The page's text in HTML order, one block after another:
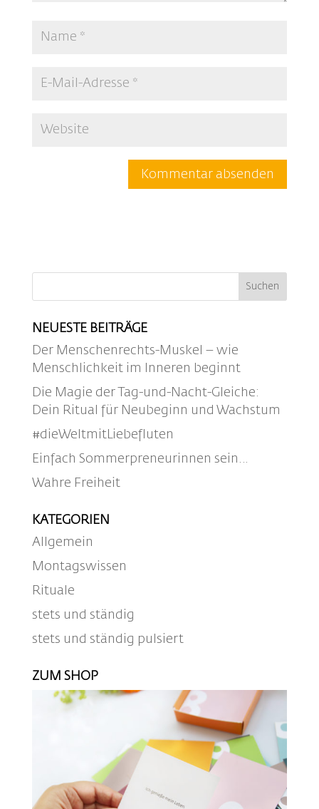
NEUESTE BEITRÄGE
Der Menschenrechts-Muskel – wie
Menschlichkeit im Inneren beginnt
Die Magie der Tag-und-Nacht-Gleiche:
Dein Ritual für Neubeginn und Wachstum
#dieWeltmitLiebefluten
Einfach Sommerpreneurinnen sein…
Wahre Freiheit
KATEGORIEN
Allgemein
Montagswissen
Rituale
stets und ständig
stets und ständig pulsiert
ZUM SHOP